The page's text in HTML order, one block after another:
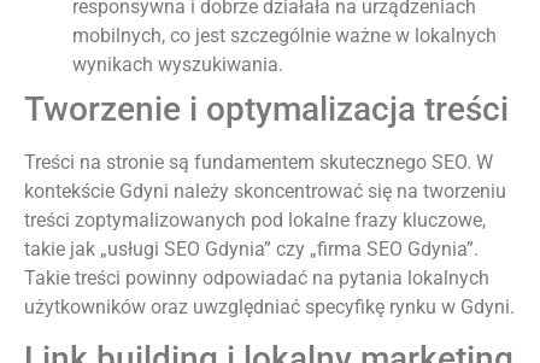
responsywna i dobrze działała na urządzeniach
mobilnych, co jest szczególnie ważne w lokalnych
wynikach wyszukiwania.
Tworzenie i optymalizacja treści
Treści na stronie są fundamentem skutecznego SEO. W
kontekście Gdyni należy skoncentrować się na tworzeniu
treści zoptymalizowanych pod lokalne frazy kluczowe,
takie jak „usługi SEO Gdynia” czy „firma SEO Gdynia”.
Takie treści powinny odpowiadać na pytania lokalnych
użytkowników oraz uwzględniać specyfikę rynku w Gdyni.